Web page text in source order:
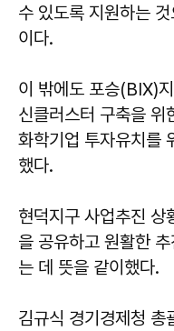
수 있도록 지원하는
이다.
이 밖에도 포승(BIX)
신클러스터 구축을 위
화학기업 투자유치를
했다.
현덕지구 사업추진 상
을 공유하고 원활한
는 데 뜻을 같이했다.
김규식 경기경제청 총